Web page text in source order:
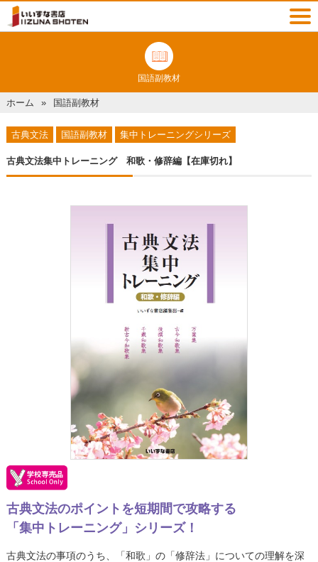
国語副教材
ホーム 国語副教材
古典文法 国語副教材 集中トレーニングシリーズ
古典文法集中トレーニング 和歌・修辞編【在庫切れ】
古典文法のポイントを短期間で攻略する
「集中トレーニング」シリーズ！
古典文法の事項のうち、「和歌」の「修辞法」についての理解を深